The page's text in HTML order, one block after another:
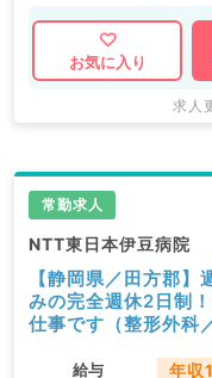
お気に入り
求人
常勤求人
NTT東日本伊豆病院
【静岡県／田方郡
みの完全週休2日制
仕事です（整形外科
給与 年収